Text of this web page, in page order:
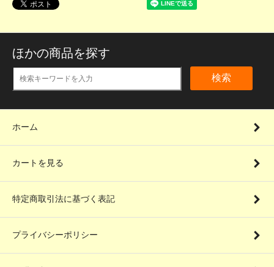
ほかの商品を探す
検索
ホーム
カートを見る
特定商取引法に基づく表記
プライバシーポリシー